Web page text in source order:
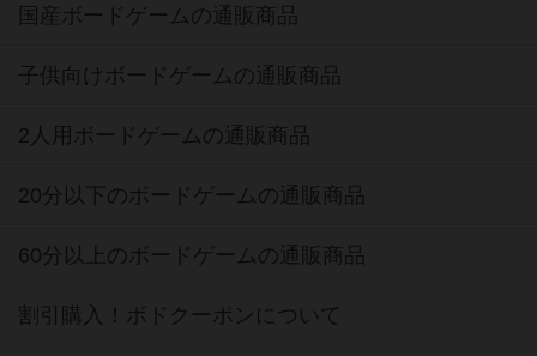
国産ボードゲームの通販商品
子供向けボードゲームの通販商品
2人用ボードゲームの通販商品
20分以下のボードゲームの通販商品
60分以上のボードゲームの通販商品
割引購入！ボドクーポンについて